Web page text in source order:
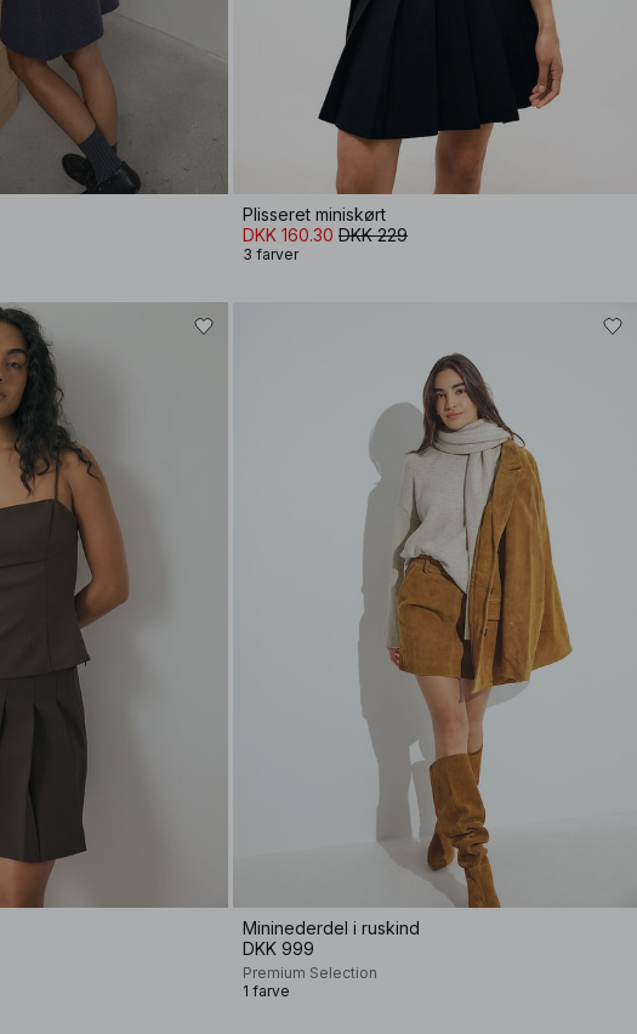
Plisseret miniskørt
DKK 160.30 DKK 229
3 farver
Mininederdel i ruskind
DKK 999
Premium Selection
1 farve